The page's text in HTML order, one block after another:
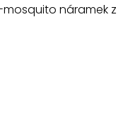
náramek z